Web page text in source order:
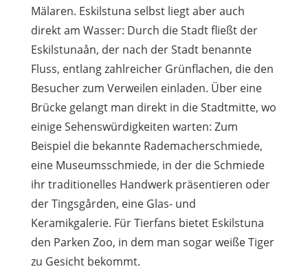
Mälaren. Eskilstuna selbst liegt aber auch
direkt am Wasser: Durch die Stadt fließt der
Eskilstunaån, der nach der Stadt benannte
Fluss, entlang zahlreicher Grünflachen, die den
Besucher zum Verweilen einladen. Über eine
Brücke gelangt man direkt in die Stadtmitte, wo
einige Sehenswürdigkeiten warten: Zum
Beispiel die bekannte Rademacherschmiede,
eine Museumsschmiede, in der die Schmiede
ihr traditionelles Handwerk präsentieren oder
der Tingsgården, eine Glas- und
Keramikgalerie. Für Tierfans bietet Eskilstuna
den Parken Zoo, in dem man sogar weiße Tiger
zu Gesicht bekommt.